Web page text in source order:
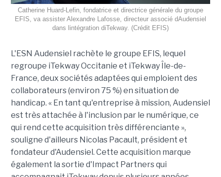
Catherine Huard-Lefin, fondatrice et directrice générale du groupe
EFIS, va assister Alexandre Lafosse, directeur associé dAudensiel
dans lintégration diTekway. (Crédit EFIS)
L'ESN Audensiel rachète le groupe EFIS, lequel
regroupe iTekway Occitanie et iTekway Île-de-
France, deux sociétés adaptées qui emploient des
collaborateurs (environ 75 %) en situation de
handicap. « En tant qu'entreprise à mission, Audensiel
est très attachée à l'inclusion par le numérique, ce
qui rend cette acquisition très différenciante »,
souligne d'ailleurs Nicolas Pacault, président et
fondateur d'Audensiel. Cette acquisition marque
également la sortie d'Impact Partners qui